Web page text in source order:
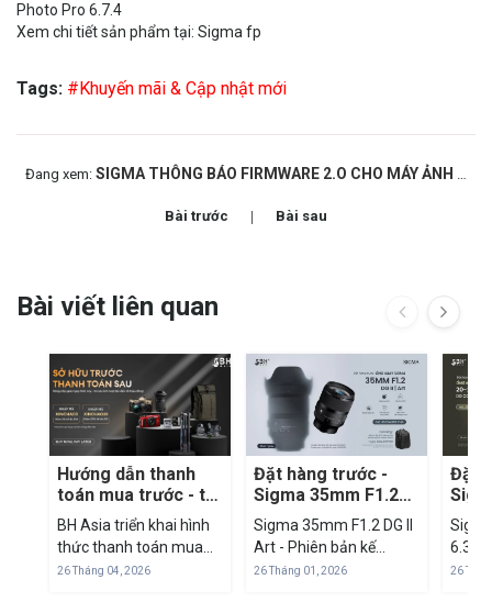
Photo Pro 6.7.4
Xem chi tiết sản phẩm tại: Sigma fp
Tags: #Khuyến mãi & Cập nhật mới
Đang xem: SIGMA THÔNG BÁO FIRMWARE 2.O CHO MÁY ẢNH SIGMA fp 25/06/2020
Bài trước Bài sau
Bài viết liên quan
Hướng dẫn thanh
toán mua trước - trả
sau qua Fundiin tại
BH Asia
BH Asia triển khai hình
thức thanh toán mua
trước - trả sau thông
26 Tháng 04, 2026
Đặt hàng trước -
Sigma 35mm F1.2
DG II Art
Sigma 35mm F1.2 DG II
Art - Phiên bản kế
nhiệm đáng mong chờ
26 Tháng 01, 2026
Đặt
6.3
–
26